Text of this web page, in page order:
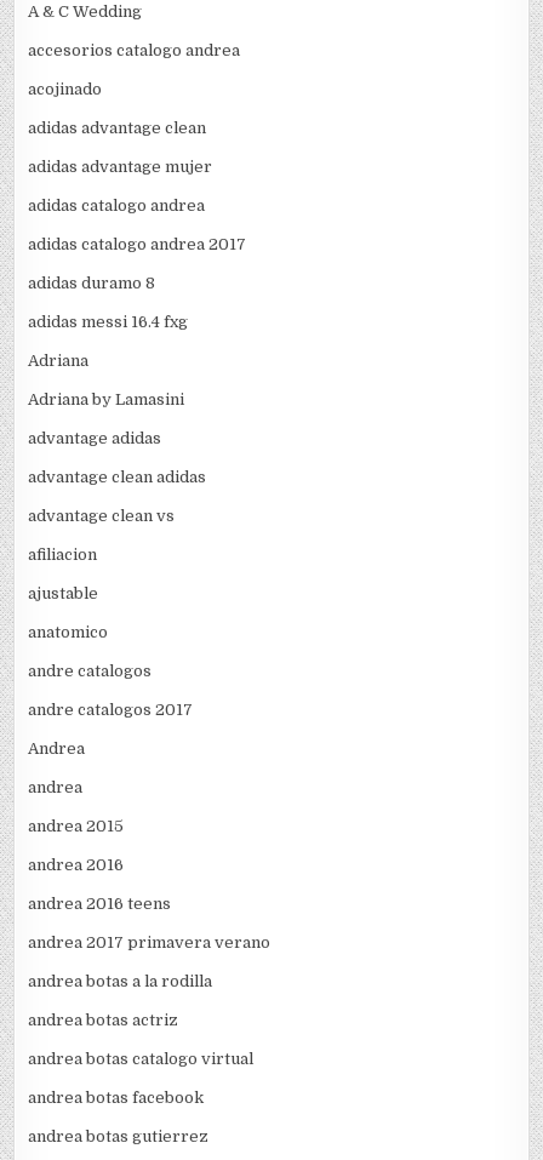
A & C Wedding
accesorios catalogo andrea
acojinado
adidas advantage clean
adidas advantage mujer
adidas catalogo andrea
adidas catalogo andrea 2017
adidas duramo 8
adidas messi 16.4 fxg
Adriana
Adriana by Lamasini
advantage adidas
advantage clean adidas
advantage clean vs
afiliacion
ajustable
anatomico
andre catalogos
andre catalogos 2017
Andrea
andrea
andrea 2015
andrea 2016
andrea 2016 teens
andrea 2017 primavera verano
andrea botas a la rodilla
andrea botas actriz
andrea botas catalogo virtual
andrea botas facebook
andrea botas gutierrez